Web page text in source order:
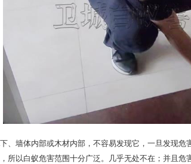
番禺区灭白蚁，钟村防治白蚁卫 广州白
、墙体内部或木材内部，不容易发现它，一旦发现
所以白蚁危害范围十分广泛。几乎无处不在；并且